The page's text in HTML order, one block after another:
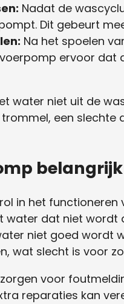
Nadat de
Dit gebeurt
Na het spoelen
ervoor
water niet uit de
een
in het
dat niet wordt
niet goed wordt
wat slecht is voor
voor
reparaties kan